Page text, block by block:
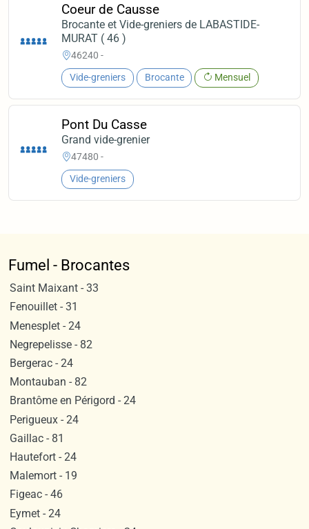
Coeur de Causse
Brocante et Vide-greniers de LABASTIDE-
MURAT ( 46 )
46240 -
Vide-greniers Brocante Mensuel
Pont Du Casse
Grand vide-grenier
47480 -
Vide-greniers
Fumel - Brocantes
Saint Maixant - 33
Fenouillet - 31
Menesplet - 24
Negrepelisse - 82
Bergerac - 24
Montauban - 82
Brantôme en Périgord - 24
Perigueux - 24
Gaillac - 81
Hautefort - 24
Malemort - 19
Figeac - 46
Eymet - 24